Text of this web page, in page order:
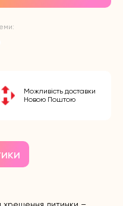
Можливість доставки
Новою Поштою
хрещення дитинки –